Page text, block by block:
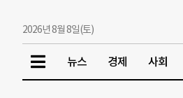
2026년 8월 8일(토)
뉴스 경제 사회